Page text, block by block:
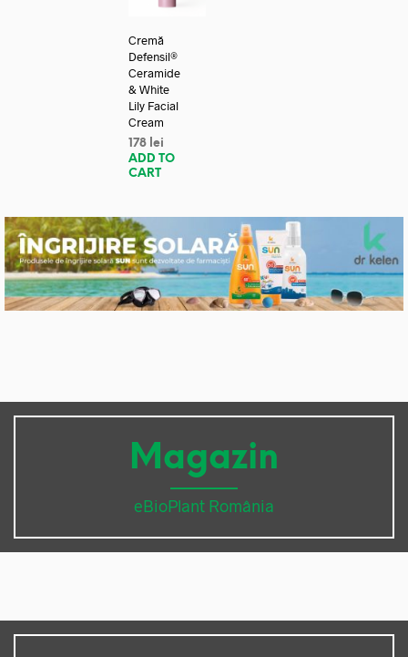
Cremă
Defensil®
Ceramide
& White
Lily Facial
Cream
178 lei
ADD TO
CART
Magazin
eBioPlant România